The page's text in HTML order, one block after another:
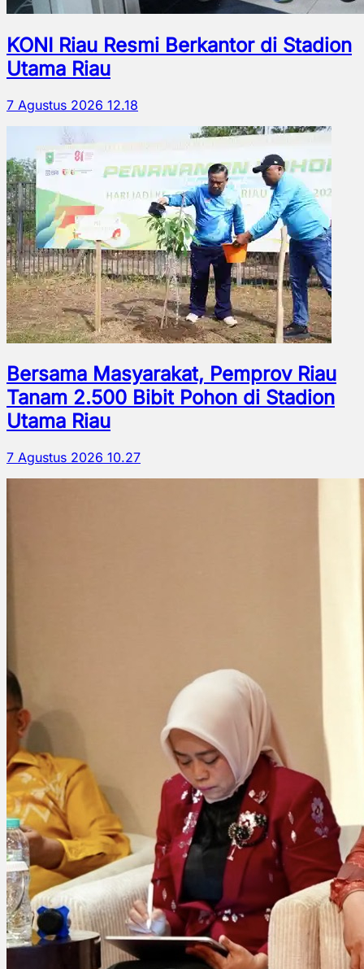
KONI Riau Resmi Berkantor di Stadion
Utama Riau
7 Agustus 2026 12.18
Bersama Masyarakat, Pemprov Riau
Tanam 2.500 Bibit Pohon di Stadion
Utama Riau
7 Agustus 2026 10.27